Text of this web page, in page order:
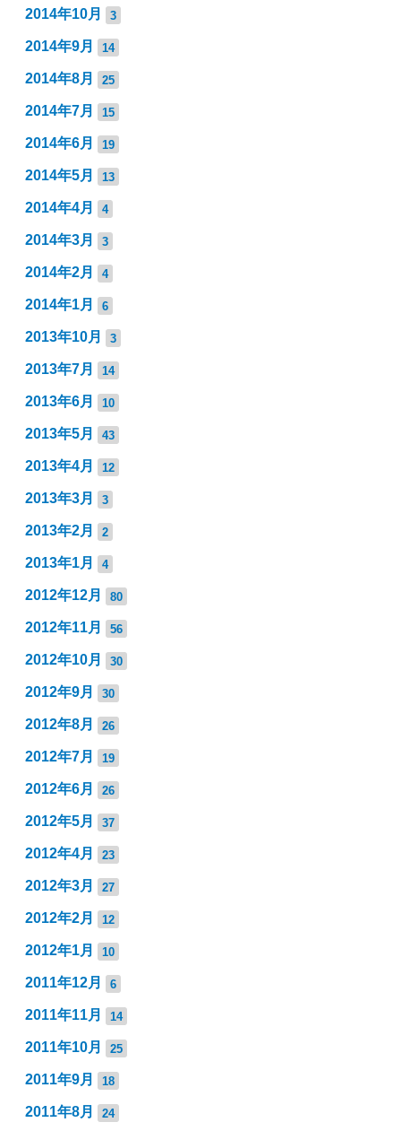
2014年10月 3
2014年9月 14
2014年8月 25
2014年7月 15
2014年6月 19
2014年5月 13
2014年4月 4
2014年3月 3
2014年2月 4
2014年1月 6
2013年10月 3
2013年7月 14
2013年6月 10
2013年5月 43
2013年4月 12
2013年3月 3
2013年2月 2
2013年1月 4
2012年12月 80
2012年11月 56
2012年10月 30
2012年9月 30
2012年8月 26
2012年7月 19
2012年6月 26
2012年5月 37
2012年4月 23
2012年3月 27
2012年2月 12
2012年1月 10
2011年12月 6
2011年11月 14
2011年10月 25
2011年9月 18
2011年8月 24